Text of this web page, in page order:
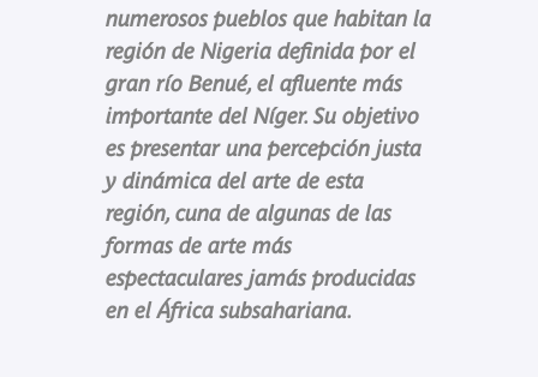
numerosos pueblos que habitan la
región de Nigeria definida por el
gran río Benué, el afluente más
importante del Níger. Su objetivo
es presentar una percepción justa
y dinámica del arte de esta
región, cuna de algunas de las
formas de arte más
espectaculares jamás producidas
en el África subsahariana.